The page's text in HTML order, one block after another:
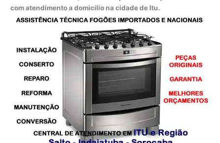
com atendimento a domicílio na cidade de Itu.